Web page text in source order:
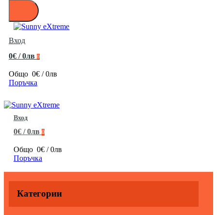
Вход
0€ / 0лв 0
Общо 0€ / 0лв
Поръчка
Вход
0€ / 0лв 0
Общо 0€ / 0лв
Поръчка
Категории